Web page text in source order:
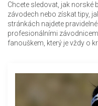
Chcete sledovat, jak norské
závodech nebo získat tipy,
stránkách najdete
profesionálními
fanouškem, který je vždy o